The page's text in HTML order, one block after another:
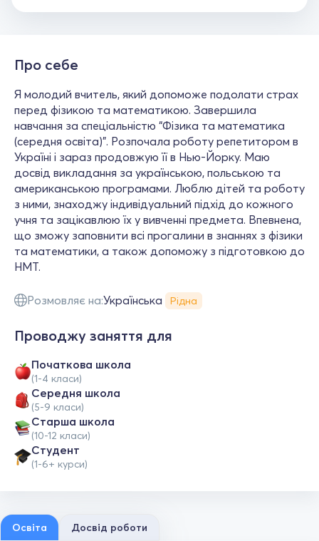
Про себе
Я молодий вчитель, який допоможе подолати страх
перед фізикою та математикою. Завершила
навчання за спеціальністю “Фізика та математика
(середня освіта)”. Розпочала роботу репетитором в
Україні і зараз продовжую її в Нью-Йорку. Маю
досвід викладання за українською, польською та
американською програмами. Люблю дітей та роботу
з ними, знаходжу індивідуальний підхід до кожного
учня та зацікавлюю їх у вивченні предмета. Впевнена,
що зможу заповнити всі прогалини в знаннях з фізики
та математики, а також допоможу з підготовкою до
НМТ.
Розмовляє на:Українська Рідна
Проводжу заняття для
Початкова школа
(1-4 класи)
Середня школа
(5-9 класи)
Старша школа
(10-12 класи)
Студент
(1-6+ курси)
Освіта Досвід роботи